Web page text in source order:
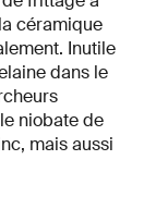
céramique
Inutile
dans le
niobate de
mais aussi